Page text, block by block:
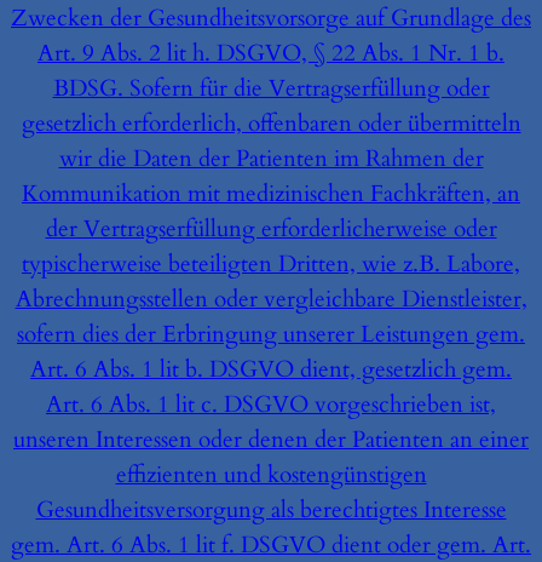
Zwecken der Gesundheitsvorsorge auf Grundlage des
Art. 9 Abs. 2 lit h. DSGVO, § 22 Abs. 1 Nr. 1 b.
BDSG. Sofern für die Vertragserfüllung oder
gesetzlich erforderlich, offenbaren oder übermitteln
wir die Daten der Patienten im Rahmen der
Kommunikation mit medizinischen Fachkräften, an
der Vertragserfüllung erforderlicherweise oder
typischerweise beteiligten Dritten, wie z.B. Labore,
Abrechnungsstellen oder vergleichbare Dienstleister,
sofern dies der Erbringung unserer Leistungen gem.
Art. 6 Abs. 1 lit b. DSGVO dient, gesetzlich gem.
Art. 6 Abs. 1 lit c. DSGVO vorgeschrieben ist,
unseren Interessen oder denen der Patienten an einer
effizienten und kostengünstigen
Gesundheitsversorgung als berechtigtes Interesse
gem. Art. 6 Abs. 1 lit f. DSGVO dient oder gem. Art.